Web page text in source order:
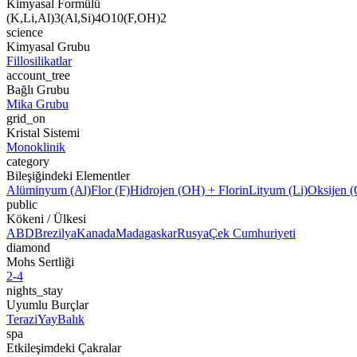
Kimyasal Formülü
(K,Li,Al)3(Al,Si)4O10(F,OH)2
science
Kimyasal Grubu
Fillosilikatlar
account_tree
Bağlı Grubu
Mika Grubu
grid_on
Kristal Sistemi
Monoklinik
category
Bileşiğindeki Elementler
Alüminyum (Al)Flor (F)Hidrojen (OH) + FlorinLityum (Li)Oksijen
public
Kökeni / Ülkesi
ABDBrezilyaKanadaMadagaskarRusyaÇek Cumhuriyeti
diamond
Mohs Sertliği
2-4
nights_stay
Uyumlu Burçlar
TeraziYayBalık
spa
Etkileşimdeki Çakralar